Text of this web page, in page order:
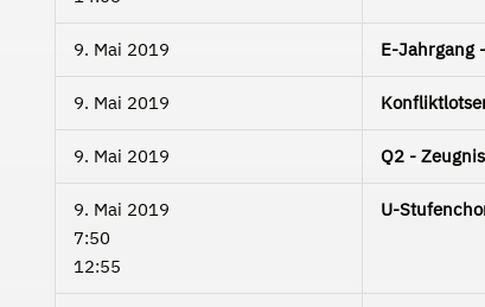
9. Mai 2019 E-Jahrgang
9. Mai 2019
9. Mai 2019 Q2 -
9. Mai 2019
7:50
12:55
U-